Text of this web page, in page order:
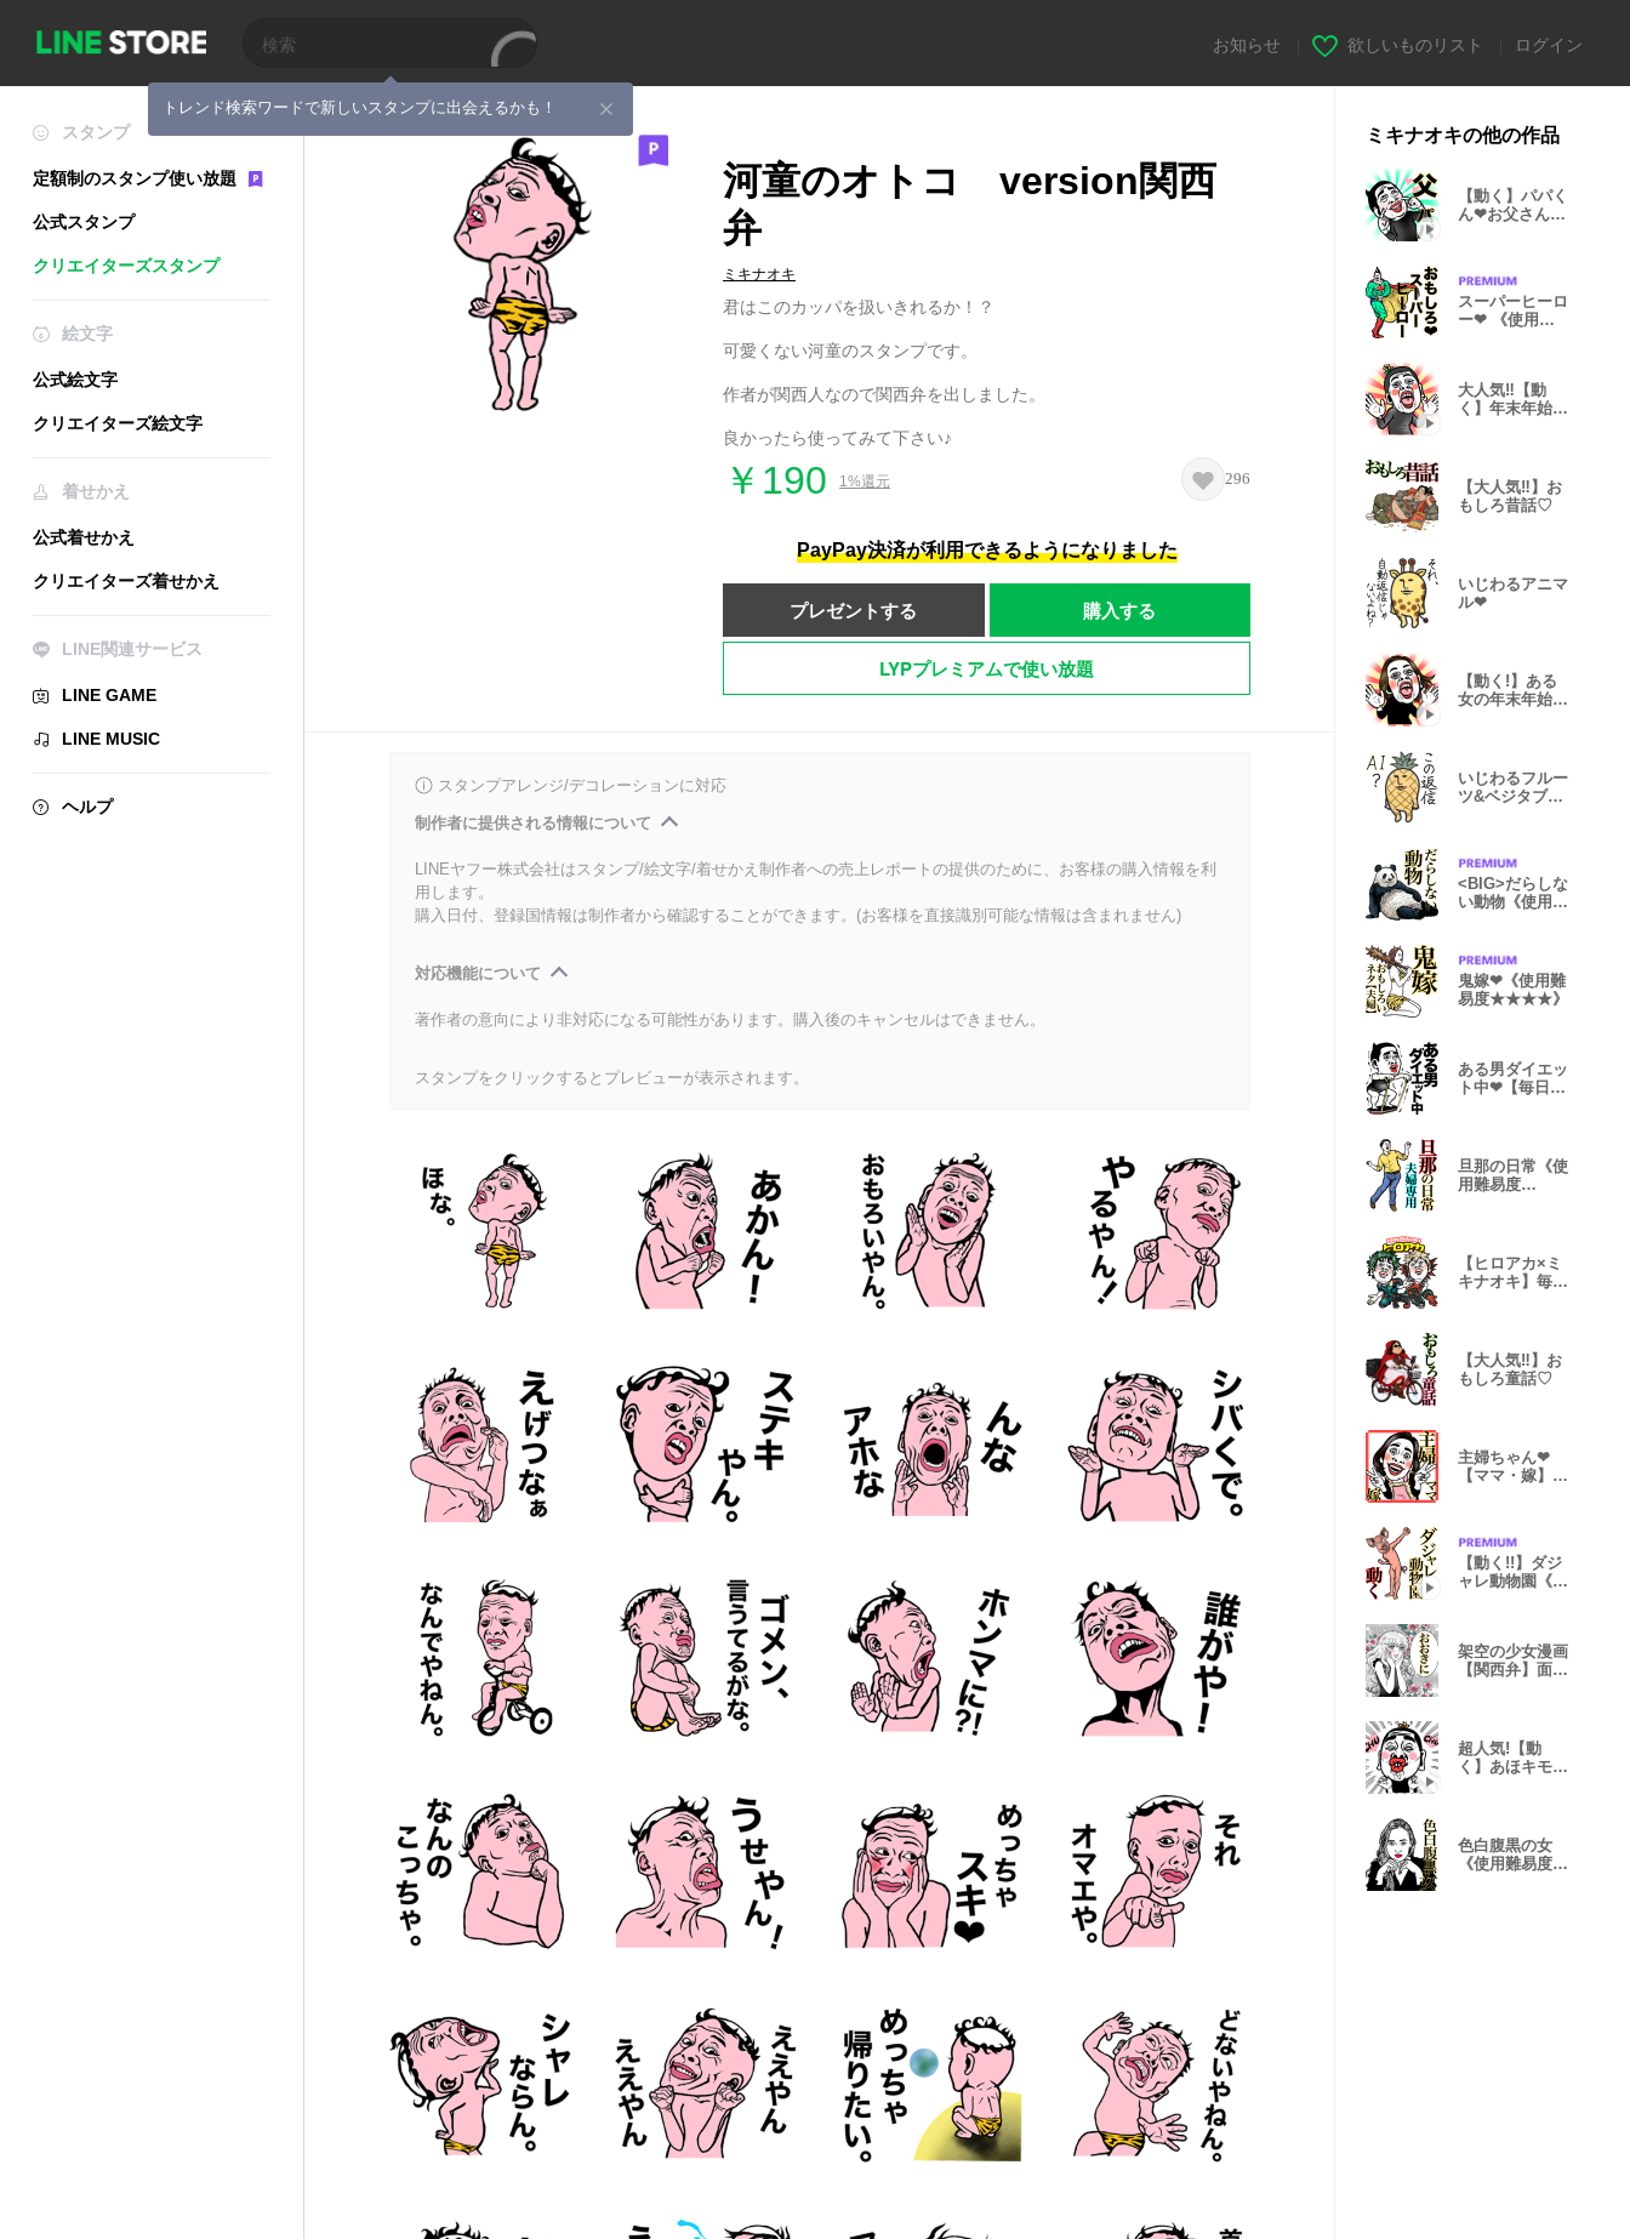
トレンド検索ワードで新しいスタンプに出会えるかも！
お知らせ 欲しいものリスト ログイン
スタンプ
定額制のスタンプ使い放題
公式スタンプ
クリエイターズスタンプ
絵文字
公式絵文字
クリエイターズ絵文字
着せかえ
公式着せかえ
クリエイターズ着せかえ
LINE関連サービス
LINE GAME
LINE MUSIC
ヘルプ
河童のオトコ version関西
弁
ミキナオキ
君はこのカッパを扱いきれるか！？
可愛くない河童のスタンプです。
作者が関西人なので関西弁を出しました。
良かったら使ってみて下さい♪
￥190 1%還元 296
PayPay決済が利用できるようになりました
プレゼントする 購入する
LYPプレミアムで使い放題
スタンプアレンジ/デコレーションに対応
制作者に提供される情報について
LINEヤフー株式会社はスタンプ/絵文字/着せかえ制作者への売上レポートの提供のために、お客様の購入情報を利
用します。
購入日付、登録国情報は制作者から確認することができます。(お客様を直接識別可能な情報は含まれません)
対応機能について
著作者の意向により非対応になる可能性があります。購入後のキャンセルはできません。
スタンプをクリックするとプレビューが表示されます。
ミキナオキの他の作品
【動く】パパく
ん❤︎お父さん
スーパーヒーロ
ー❤︎ 《使用難
大人気‼︎【動
く】年末年始!!
【大人気‼︎】お
もしろ昔話♡
いじわるアニマ
ル❤︎
【動く!】ある
女の年末年始❤︎
いじわるフルー
ツ&ベジタブル
<BIG>だらしな
い動物《使用難
鬼嫁❤︎《使用難
易度★★★★》
ある男ダイエッ
ト中❤︎【毎日1
旦那の日常《使
用難易度
【ヒロアカ×ミ
キナオキ】毎日
【大人気‼︎】お
もしろ童話♡
主婦ちゃん❤︎
【ママ・嫁】→
【動く!!】ダジ
ャレ動物園《使
架空の少女漫画
【関西弁】面白
超人気!【動
く】あほキモ男
色白腹黒の女
《使用難易度